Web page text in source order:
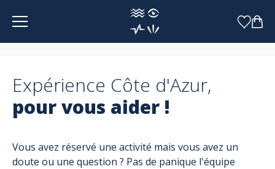
Panneau de gestion des cookies
Expérience Côte d'Azur,
pour vous aider !
Vous avez réservé une activité mais vous avez un
doute ou une question ? Pas de panique l'équipe